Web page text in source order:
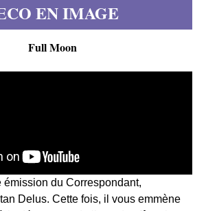
CO EN IMAGE
Full Moon
émission du Correspondant,
Delus. Cette fois, il vous emmène